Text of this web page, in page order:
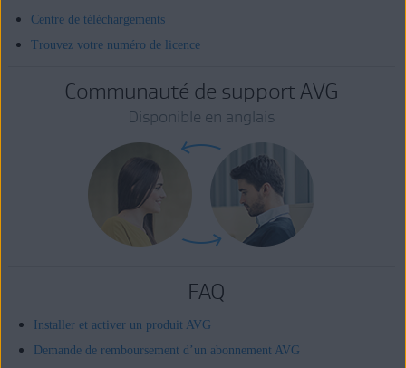
Centre de téléchargements
Trouvez votre numéro de licence
Communauté de support AVG
Disponible en anglais
FAQ
Installer et activer un produit AVG
Demande de remboursement d’un abonnement AVG